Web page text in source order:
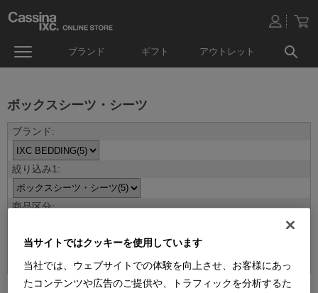
ブランド ギフト アウトレット
ボックスシーツ・シーツ
並べ替え：
5 件あります
当サイトではクッキーを使用しています
当社では、ウェブサイトでの体験を向上させ、お客様にあっ
たコンテンツや広告のご提供や、トラフィックを分析するた